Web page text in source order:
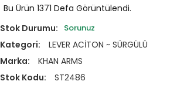
Bu Ürün 1371 Defa Görüntülendi.
Stok Durumu:
Sorunuz
Kategori:
LEVER ACİTON ~ SÜRGÜLÜ
Marka:
KHAN ARMS
Stok Kodu:
ST2486